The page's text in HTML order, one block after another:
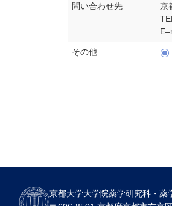
問い合わせ先
京
その他
京都大学大学院薬学研究科・薬